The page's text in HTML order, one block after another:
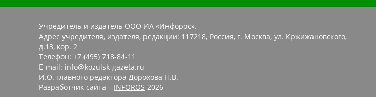
Учредитель и издатель ООО ИА «Инфорос».
Адрес учредителя, издателя, редакции: 117218, Россия, г. Москва, ул. Кржижановского,
д.13, кор. 2
Телефон: +7 (495) 718-84-11
E-mail: info@kozulsk-gazeta.ru
И.О. главного редактора Дорохова Н.В.
Разработчик сайта – INFOROS 2026